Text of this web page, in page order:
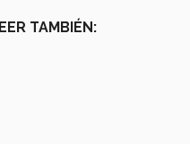
TAMBIÉN: